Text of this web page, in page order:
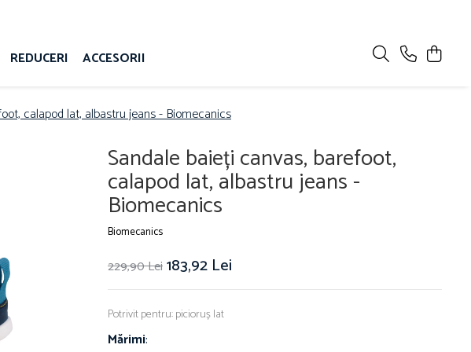
REDUCERI ACCESORII
calapod lat, albastru jeans - Biomecanics
Sandale baieți canvas, barefoot,
calapod lat, albastru jeans -
Biomecanics
Biomecanics
229,90 Lei183,92 Lei
Potrivit pentru: picioruș lat
Mărimi: